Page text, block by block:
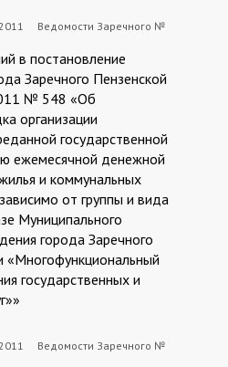
Ведомости Заречного №
в постановление
Заречного Пензенской
№ 548 «Об
организации
государственной
ежемесячной денежной
и коммунальных
от группы и вида
Муниципального
города Заречного
«Многофункциональный
государственных и
Ведомости Заречного №